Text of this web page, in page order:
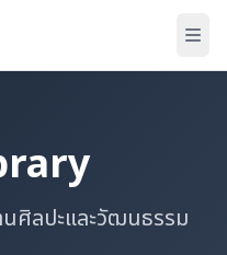
ศิลปะและวัฒนธรรม